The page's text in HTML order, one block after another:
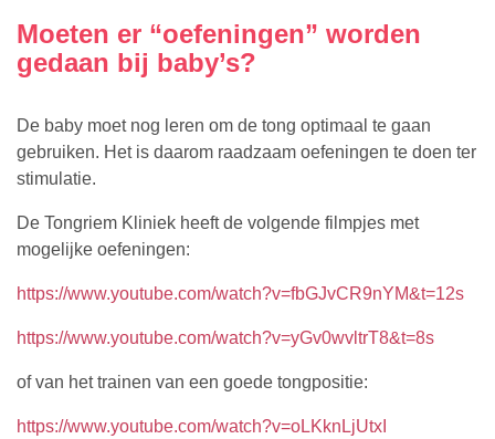
Moeten er “oefeningen” worden
gedaan bij baby’s?
De baby moet nog leren om de tong optimaal te gaan
gebruiken. Het is daarom raadzaam oefeningen te doen ter
stimulatie.
De Tongriem Kliniek heeft de volgende filmpjes met
mogelijke oefeningen:
https://www.youtube.com/watch?v=fbGJvCR9nYM&t=12s
https://www.youtube.com/watch?v=yGv0wvltrT8&t=8s
of van het trainen van een goede tongpositie:
https://www.youtube.com/watch?v=oLKknLjUtxI